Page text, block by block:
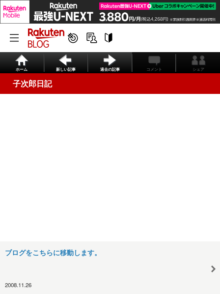
ホーム 新しい記事 過去の記事 コメント シェア
子次郎日記
ブログをこちらに移動します。
2008.11.26